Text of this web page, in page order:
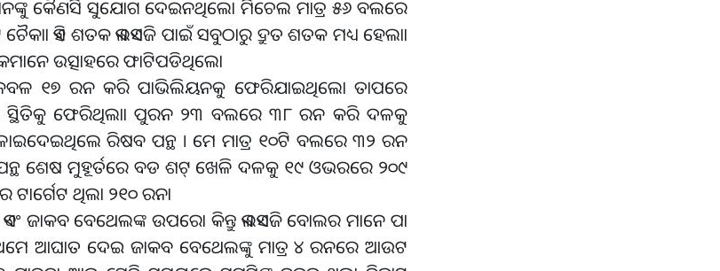
କୈଣସି ସୁଯୋଗ ଦେଇନଥିଲୋ ମିଚେଲ ମାତ୍ର ୫୬ ବଲରେ
ଏହି ଶତକ ଏଲଏସଜି ପାଇଁ ସବୁଠାରୁ ଦ୍ରୁତ ଶତକ ମଧ୍ୟ ହେଲାା
ଉତ୍ସାହରେ ଫାଟିପଡିଥିଲୋ
୧୭ ରନ କରି ପାଭିଲିୟନକୁ ଫେରିଯାଇଥିଲୋ ତାପରେ
ସ୍ଥିତିକୁ ଫେରିଥିଲାା ପୁରନ ୨୩ ବଲରେ ୩୮ ରନ କରି ଦଳକୁ
ରିଷବ ପନ୍ଥ । ମେ ମାତ୍ର ୧୦ଟି ବଲରେ ୩୨ ରନ
ଶେଷ ମୁହୂର୍ତରେ ବଡ ଶଟ୍ ଖେଳି ଦଳକୁ ୧୯ ଓଭରରେ ୨୦୯
ଥିଲା ୨୧୦ ରନା
ଜାକବ ବେଥେଲଙ୍କ ଉପରୋ କିନ୍ତୁ ଏଲଏସଜି ବୋଲର ମାନେ ପା
ଆଘାତ ଦେଇ ଜାକବ ବେଥେଲଙ୍କୁ ମାତ୍ର ୪ ରନରେ ଆଉଟ